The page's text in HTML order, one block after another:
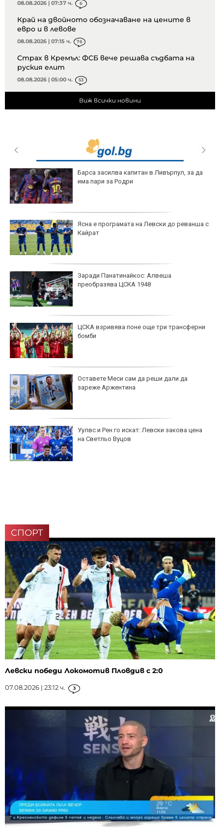
08.08.2026 | 07:37 ч. 6
Край на двойното обозначаване на цените в
евро и в левове
08.08.2026 | 07:15 ч. 76
Страх в Кремъл: ФСБ вече решава съдбата на
руския елит
08.08.2026 | 05:00 ч. 53
Виж всички новини
Барса засилва капитан в Ливърпул, за да
има пари за Родри
Ясна е програмата на Левски до реванша с
Кайрат
Заради Панатинайкос: Алвеша
преобразява ЦСКА 1948
ЦСКА взривява поне още три трансферни
бомби
Оставете Меси сам да реши дали да
зареже Аржентина
Уулвс и Рен го искат: Левски закова цена
на Светльо Вуцов
СПОРТ
Левски победи Локомотив Пловдив с 2:0
07.08.2026 | 23:12 ч. 3